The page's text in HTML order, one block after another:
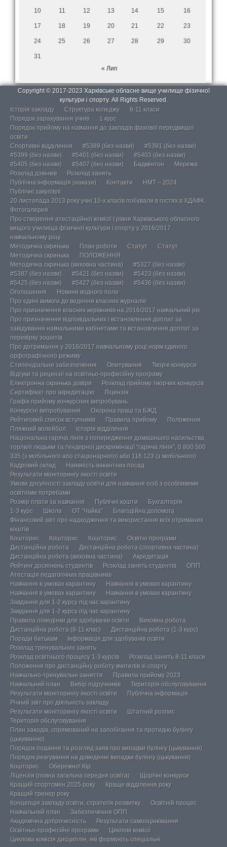
10 11 12 13 14 15 16
17 18 19 20 21 22 23
24 25 26 27 28 29 30
31
« Лип
Copyright © 2017-2023 Харківське обласне вище училище фізичної
культури і спорту. All Rights Reserved.
Історія закладу
Структура коледжу
8-11 класи
Порядок зарахування учнів
1 курс
Порядок прийому на навчання до закладів фахової передвищої
освіти
Спортивні відділення
#5389 (без назви)
#5391 (без назви)
#5399 (без назви)
#5401 (без назви)
#5403 (без назви)
#5405 (без назви)
#5407 (без назви) Бадмінтон
Мережа
Розклад дзвінків
Розклад занять
Публічна інформація (накази)
Контакти
НМТ – 2024
Публічні закупівлі
20 листопада 2013 року учні 10-х класів побували в гостях в ХДАФК.
Фотогалерея
Про створення атестаційної комісії І рівня Харківського обласного
вищого училища фізичної культури і спорту у 2016/2017
навчальному році
Методична скринька
План роботи Статут
Статут
Методична скринька
ПОЛОЖЕННЯ
Методична скринька (виховна частина)
#5327 (без назви)
#5387 (без назви)
#5421 (без назви)
#5423 (без назви)
#5425 (без назви)
#5427 (без назви)
#5436 (без назви)
Оголошення
Новини водного поло
Про єдині вимоги до ведення класних журналів
Про призначення класних керівників на 2016/2017 навчальний рік
Про призначення відповідальних і встановлення доплат за
завідування навчальними кабінетами та встановлення доплат за
перевірку зошитів
Про дотримання у 2016/2017 навчальному році норм єдиного
орфографічного режиму
Стипендіальне забезпечення
Опитування
Творчі конкурси
Відгуки та рецензії на освітньо-професійну програму
Електронна скринька довіри
Розклад прийому творчих конкурсів
Сертифікат про акредитацію
Ліцензія
Графік прийому конкурсних випробувань
Конкурсні випробування
Охорона праці та БЖД
Рейтиговий список вступників
Правила прийому
Положення
Пляжний волейбол
Історія відділення
Національна гаряча лінія з попередження домашнього насильства,
торгівлі людьми та ґендерної дискримінації “гаряча лінія”, 0 800 500
335 (з мобільного або стаціонарного) або 116 123 (з мобільного)
Кадровий склад
Наявність вакантних посад
Результати моніторингу якості освіти
Умови досупності закладу освіти для навчання осіб з особливими
освітніми потребами
Розмір плати за навчання
Публічні кошти
Бухгалтерія
1-3 курс
Школа ОТ “Чайка”
Благодійна допомога
Фінансовий звіт про надходження та використання всіх отриманих
коштів
Кошторис
Кошторис Кошторис
Освітні програми
Дистанційна робота
Дистанційна робота (спортивна частина)
Дистанційна робота (виховна частина)
Акредитація
Рейтинг досягнень студентів
Розклад занять студентів
ОПП
Атестація педагогічних працівників
Навчання в умовах карантину
Навчання в умовах карантину
Навчання в умовах карантину
Навчання в умовах карантину
Завдання для 1-2 курсу під час карантину
Завдання для 1-2 курсу під час карантину
Правила поведінки для здобувачів освіти
Виховна робота
Дистанційна робота (8-11 клас)
Дистанційна робота (1-3 курс)
Поради батькам
Інформація для здобувачів освіти
Розклад тренувальних занять
Розклад освітнього процесу 1-3 курсів
Розклад занять 8-11 класи
Положення про дистанційну роботу вчителів зі спорту
Навчально-тренувальні заняття
Правила прийому 2023
Навчальний план
Вибір підручників
Територія обслуговування
Результати моніторингу якості освіти
Публічна інформація
Річний звіт про діяльність закладу
Результати моніторингу якості освіти
Штатний розпис
Територія обслуговування
План заходів, спрямований на запобігання та протидію булінгу
(цькуванню)
Порядок подання та розгляд заяв про випадки булінгу (цькування)
Порядок реагування на доведенні випадки булінгу (цькування)
Кошторис
Обережно! Кір.
Ліцензія (повна загальна середня освіта)
Щорічні конкурси
Кращий спортсмен 2025 року
Краще відділення року
Кращий тренер року
Концепція закладу освіти, стратегія розвитку
Освітній процес
Навчальний план
Забезпечення ОПП
Академічна доброчесність
Результати самооцінювання
Освітньо-професійні програми
Циклові комісії
Циклова комісія дисциплін, які формують спеціальні